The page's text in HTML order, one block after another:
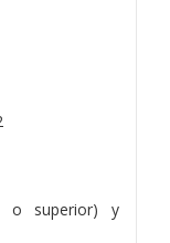
o superior) y